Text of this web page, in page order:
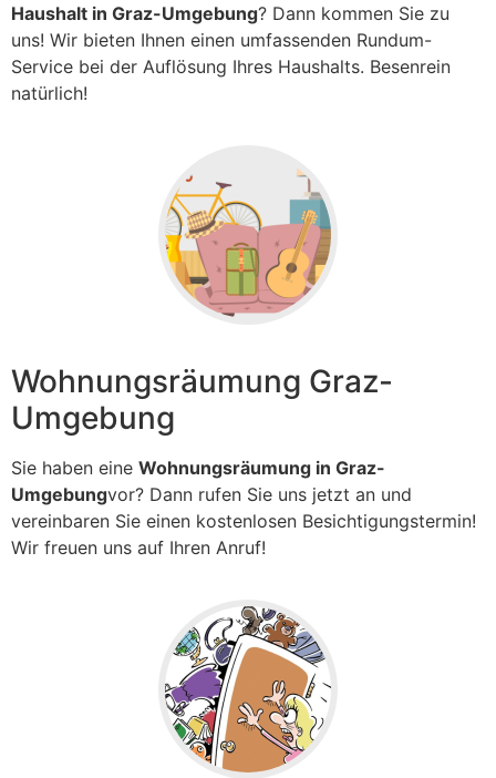
Haushalt in Graz-Umgebung? Dann kommen Sie zu
uns! Wir bieten Ihnen einen umfassenden Rundum-
Service bei der Auflösung Ihres Haushalts. Besenrein
natürlich!
Wohnungsräumung Graz-
Umgebung
Sie haben eine Wohnungsräumung in Graz-
Umgebungvor? Dann rufen Sie uns jetzt an und
vereinbaren Sie einen kostenlosen Besichtigungstermin!
Wir freuen uns auf Ihren Anruf!